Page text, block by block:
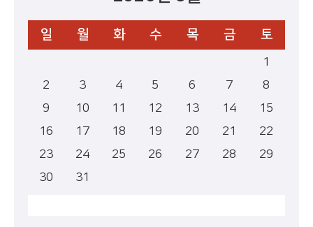
일 월 화 수 목 금 토
1
2
3 4 5 6 7
8
9
10 11 12 13 14
15
16
17 18 19 20 21
22
23
24 25 26 27 28
29
30
31